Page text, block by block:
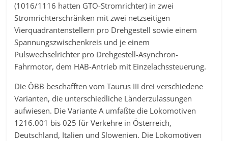
(1016/1116 hatten GTO-Stromrichter) in zwei
Stromrichterschränken mit zwei netzseitigen
Vierquadrantenstellern pro Drehgestell sowie einem
Spannungszwischenkreis und je einem
Pulswechselrichter pro Drehgestell-Asynchron-
Fahrmotor, dem HAB-Antrieb mit Einzelachssteuerung.
Die ÖBB beschafften vom Taurus III drei verschiedene
Varianten, die unterschiedliche Länderzulassungen
aufwiesen. Die Variante A umfaßte die Lokomotiven
1216.001 bis 025 für Verkehre in Österreich,
Deutschland, Italien und Slowenien. Die Lokomotiven